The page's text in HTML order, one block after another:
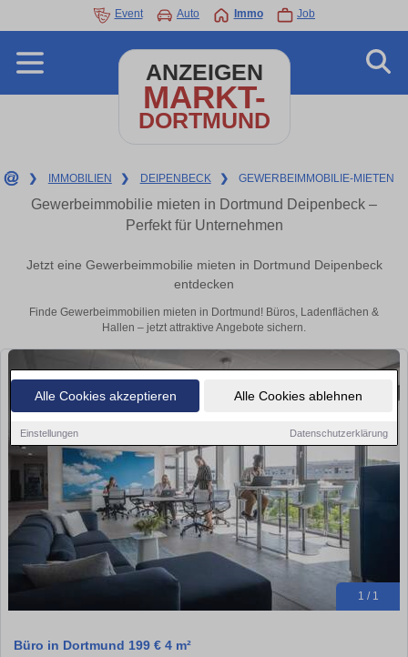
Alle Cookies akzeptieren Alle Cookies ablehnen
Einstellungen Datenschutzerklärung
Event Auto Immo Job
ANZEIGEN
MARKT-
DORTMUND
❯ IMMOBILIEN ❯ DEIPENBECK ❯ GEWERBEIMMOBILIE-MIETEN
Gewerbeimmobilie mieten in Dortmund Deipenbeck –
Perfekt für Unternehmen
Jetzt eine Gewerbeimmobilie mieten in Dortmund Deipenbeck
entdecken
Finde Gewerbeimmobilien mieten in Dortmund! Büros, Ladenflächen &
Hallen – jetzt attraktive Angebote sichern.
1 / 1
Büro in Dortmund 199 € 4 m²